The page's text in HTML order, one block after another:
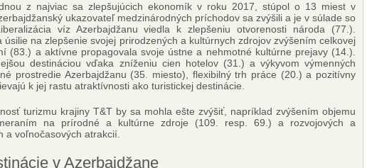
z najviac sa zlepšujúcich ekonomík v roku 2017, stúpol o 13 miest v
ukazovateľ medzinárodných príchodov sa zvýšili a je v súlade so
víz Azerbajdžanu viedla k zlepšeniu otvorenosti národa (77.).
úsilie na zlepšenie svojej prirodzených a kultúrnych zdrojov zvýšením celkovej
(83.) a aktívne propagovala svoje ústne a nehmotné kultúrne prejavy (14.).
destináciou vďaka zníženiu cien hotelov (31.) a výkyvom výmenných
prostredie Azerbajdžanu (35. miesto), flexibilný trh práce (20.) a pozitívny
k jej rastu atraktívnosti ako turistickej destinácie.
turizmu krajiny T&T by sa mohla ešte zvýšiť, napríklad zvýšením objemu
na prírodné a kultúrne zdroje (109. resp. 69.) a rozvojových a
a voľnočasových atrakcií.
v Azerbajdžane